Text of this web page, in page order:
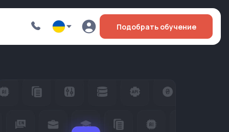
Подобрать обучение